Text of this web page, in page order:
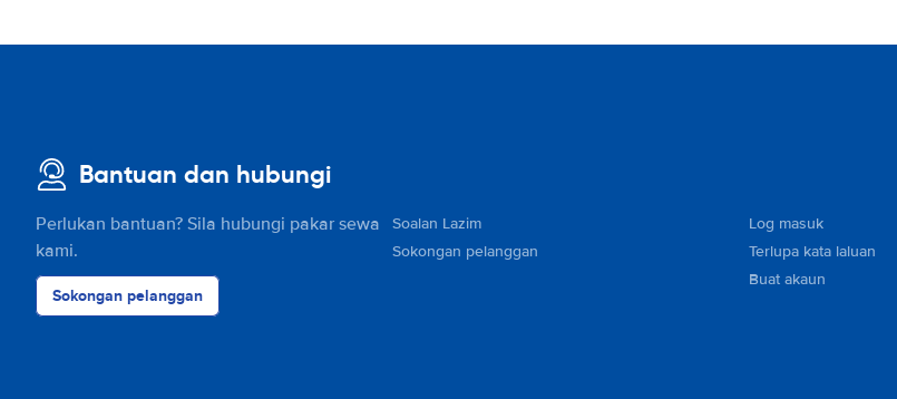
Bantuan dan hubungi
Perlukan bantuan? Sila hubungi pakar sewa
kami.
Sokongan pelanggan
Soalan Lazim
Sokongan pelanggan
Log masuk
Terlupa kata laluan
Buat akaun